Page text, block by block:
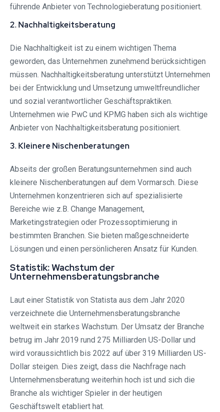
führende Anbieter von Technologieberatung positioniert.
2. Nachhaltigkeitsberatung
Die Nachhaltigkeit ist zu einem wichtigen Thema
geworden, das Unternehmen zunehmend berücksichtigen
müssen. Nachhaltigkeitsberatung unterstützt Unternehmen
bei der Entwicklung und Umsetzung umweltfreundlicher
und sozial verantwortlicher Geschäftspraktiken.
Unternehmen wie PwC und KPMG haben sich als wichtige
Anbieter von Nachhaltigkeitsberatung positioniert.
3. Kleinere Nischenberatungen
Abseits der großen Beratungsunternehmen sind auch
kleinere Nischenberatungen auf dem Vormarsch. Diese
Unternehmen konzentrieren sich auf spezialisierte
Bereiche wie z.B. Change Management,
Marketingstrategien oder Prozessoptimierung in
bestimmten Branchen. Sie bieten maßgeschneiderte
Lösungen und einen persönlicheren Ansatz für Kunden.
Statistik: Wachstum der
Unternehmensberatungsbranche
Laut einer Statistik von Statista aus dem Jahr 2020
verzeichnete die Unternehmensberatungsbranche
weltweit ein starkes Wachstum. Der Umsatz der Branche
betrug im Jahr 2019 rund 275 Milliarden US-Dollar und
wird voraussichtlich bis 2022 auf über 319 Milliarden US-
Dollar steigen. Dies zeigt, dass die Nachfrage nach
Unternehmensberatung weiterhin hoch ist und sich die
Branche als wichtiger Spieler in der heutigen
Geschäftswelt etabliert hat.